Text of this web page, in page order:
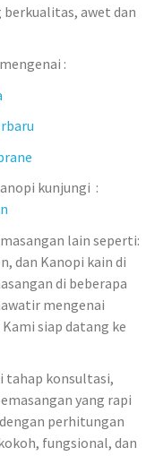
awet dan
:
kunjungi :
lain seperti:
dan Kanopi kain di
di beberapa
mengenai
siap datang ke
tahap konsultasi,
yang rapi
perhitungan
fungsional, dan